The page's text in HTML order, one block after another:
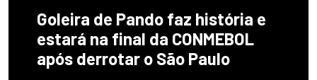
Goleira de Pando faz história e
estará na final da CONMEBOL
após derrotar o São Paulo